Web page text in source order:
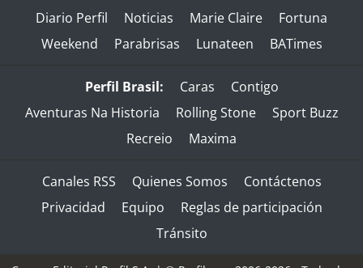
Diario Perfil Noticias Marie Claire
Fortuna
Weekend
Parabrisas Lunateen BATimes
Perfil Brasil: Caras
Contigo
Aventuras Na Historia
Rolling Stone
Sport Buzz
Recreio
Maxima
Canales RSS Quienes Somos
Contáctenos
Privacidad
Equipo
Reglas de participación
Tránsito